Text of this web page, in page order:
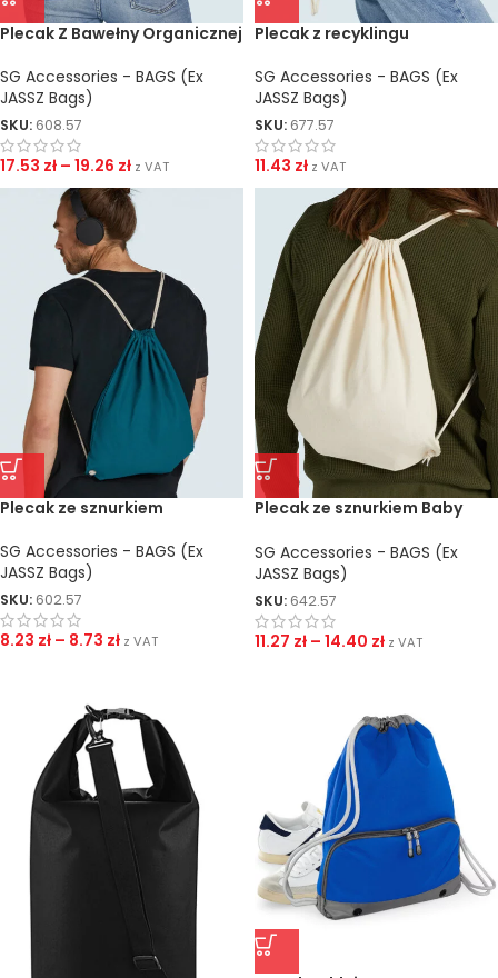
Plecak Z Bawełny Organicznej
SG Accessories - BAGS (Ex
JASSZ Bags)
SKU: 608.57
17.53 zł – 19.26 zł z VAT
Plecak z recyklingu
SG Accessories - BAGS (Ex
JASSZ Bags)
SKU: 677.57
11.43 zł z VAT
Plecak ze sznurkiem
SG Accessories - BAGS (Ex
JASSZ Bags)
SKU: 602.57
8.23 zł – 8.73 zł z VAT
Plecak ze sznurkiem Baby
SG Accessories - BAGS (Ex
JASSZ Bags)
SKU: 642.57
11.27 zł – 14.40 zł z VAT